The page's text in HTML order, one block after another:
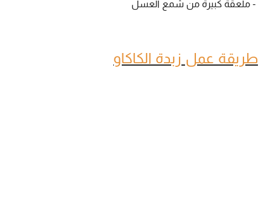
- ملعقة كبيرة من شمع العسل
طريقة عمل زبدة الكاكاو